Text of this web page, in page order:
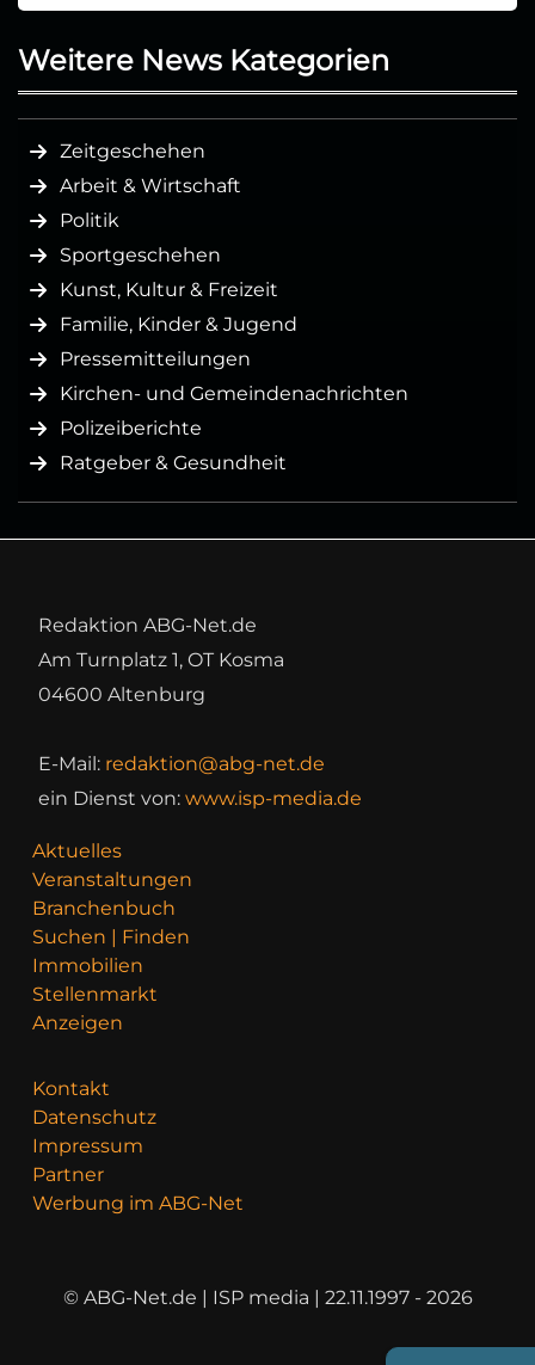
Weitere News Kategorien
Zeitgeschehen
Arbeit & Wirtschaft
Politik
Sportgeschehen
Kunst, Kultur & Freizeit
Familie, Kinder & Jugend
Pressemitteilungen
Kirchen- und Gemeindenachrichten
Polizeiberichte
Ratgeber & Gesundheit
Redaktion ABG-Net.de
Am Turnplatz 1, OT Kosma
04600 Altenburg
E-Mail: redaktion@abg-net.de
ein Dienst von: www.isp-media.de
Aktuelles
Veranstaltungen
Branchenbuch
Suchen | Finden
Immobilien
Stellenmarkt
Anzeigen
Kontakt
Datenschutz
Impressum
Partner
Werbung im ABG-Net
© ABG-Net.de | ISP media | 22.11.1997 - 2026